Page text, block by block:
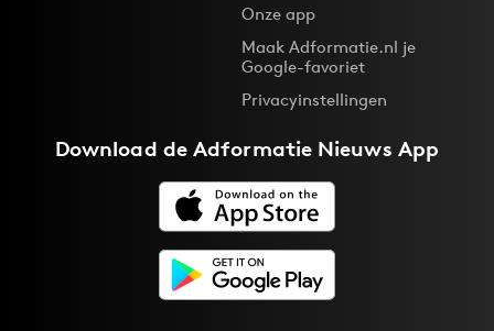
Onze app
Maak Adformatie.nl je
Google-favoriet
Privacyinstellingen
Download deAdformatie Nieuws App